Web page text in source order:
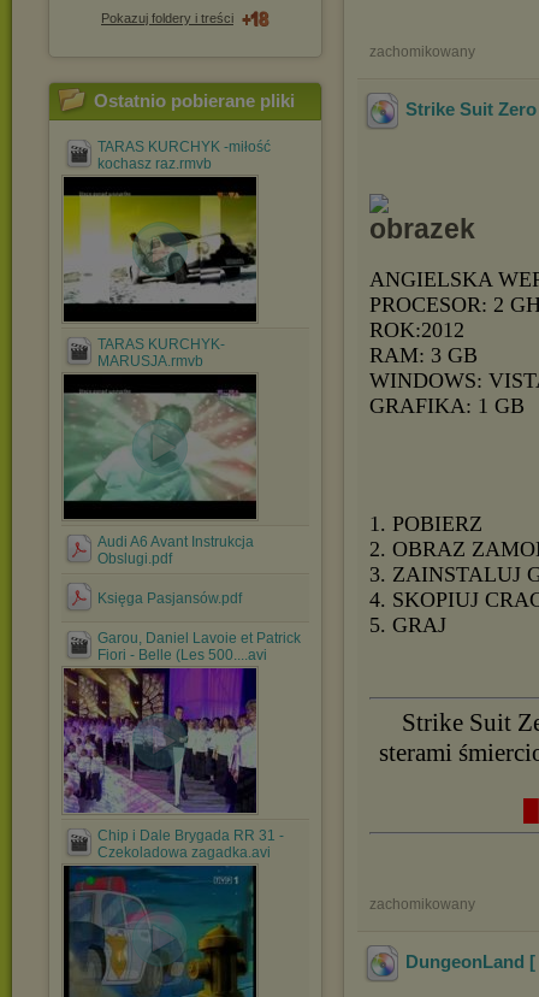
Pokazuj foldery i treści
Ostatnio pobierane pliki
TARAS KURCHYK -miłość
kochasz raz.rmvb
TARAS KURCHYK-
MARUSJA.rmvb
Audi A6 Avant Instrukcja
Obslugi.pdf
Księga Pasjansów.pdf
Garou, Daniel Lavoie et Patrick
Fiori - Belle (Les 500....avi
Chip i Dale Brygada RR 31 -
Czekoladowa zagadka.avi
zachomikowany
Strike Suit Zero
ANGIELSKA
PROCESOR: 2
ROK:2012
RAM: 3 GB
WINDOWS:
GRAFIKA: 1 GB
1. POBIERZ
2. OBRAZ
3. ZAINSTALUJ
4. SKOPIUJ
5. GRAJ
Strike Suit
sterami
zachomikowany
DungeonLand [